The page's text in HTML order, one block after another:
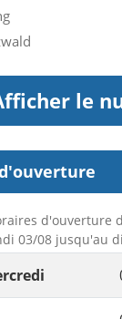
le
d'ouverture
03/08 jusqu'au